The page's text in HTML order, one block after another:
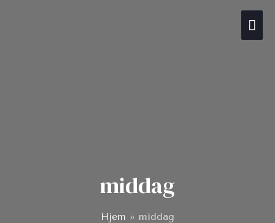
middag
Hjem » middag